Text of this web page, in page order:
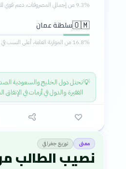
9.3% من إجمالي المصروفات، دعم قوي للتعليم العالي
🇴🇲سلطنة عمان
16.8% من الموازنة العامة، أعلى النسب في العالم العربي
💡تحتل دول الخليج والسعودية
الفقيرة والدول في أزمات في
معنى توزيع جغرافي
نصيب الطالب